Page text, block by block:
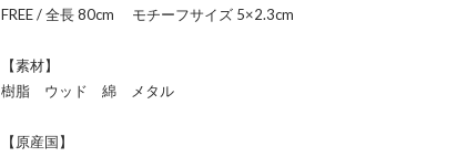
FREE / 全長 80cm モチーフサイズ 5×2.3cm
【素材】
樹脂 ウッド 綿 メタル
【原産国】